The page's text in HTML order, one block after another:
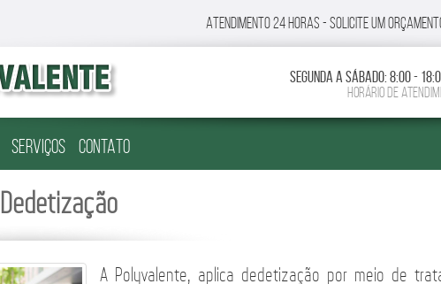
Atendimento 24 horas - Solicite um
SEGUNDA A SÁBADO: 8:00 -
HORÁRIO DE
SERVIÇOS CONTATO
A Polyvalente, aplica dedetização por meio de